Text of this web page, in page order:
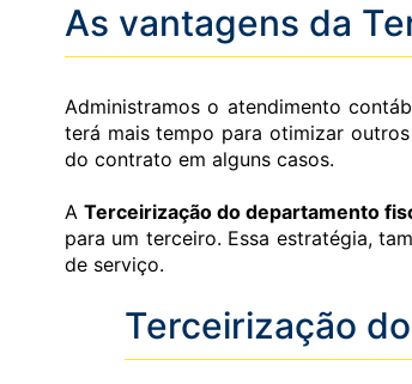
As vantagens da
Administramos o atendimento
terá mais tempo para otimizar
do contrato em alguns casos.
A Terceirização do departamento
para um terceiro. Essa estratégia,
de serviço.
Terceirização